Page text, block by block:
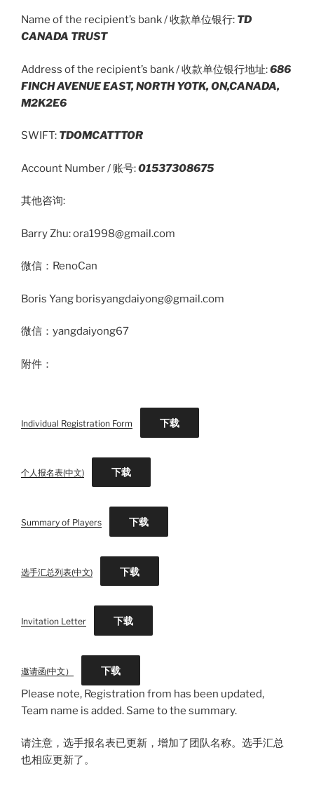
Name of the recipient’s bank / 收款单位银行: TD
CANADA TRUST
Address of the recipient’s bank / 收款单位银行地址:686
FINCH AVENUE EAST, NORTH YOTK, ON,CANADA,
M2K2E6
SWIFT: TDOMCATTTOR
Account Number / 账号:01537308675
其他咨询:
Barry Zhu: ora1998@gmail.com
微信：RenoCan
Boris Yang borisyangdaiyong@gmail.com
微信：yangdaiyong67
附件：
Individual Registration Form 下载
个人报名表(中文) 下载
Summary of Players 下载
选手汇总列表(中文) 下载
Invitation Letter 下载
邀请函(中文） 下载
Please note, Registration from has been updated,
Team name is added. Same to the summary.
请注意，选手报名表已更新，增加了团队名称。选手汇总
也相应更新了。